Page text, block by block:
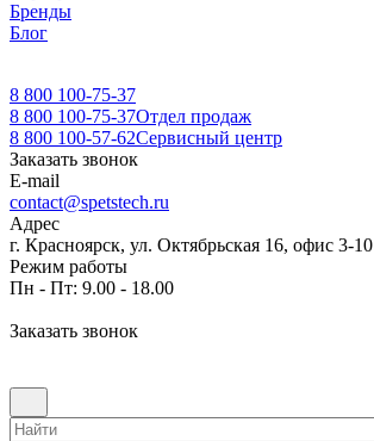
Бренды
Блог
8 800 100-75-37
8 800 100-75-37Отдел продаж
8 800 100-57-62Сервисный центр
Заказать звонок
E-mail
contact@spetstech.ru
Адрес
г. Красноярск, ул. Октябрьская 16, офис 3-10
Режим работы
Пн - Пт: 9.00 - 18.00
Заказать звонок